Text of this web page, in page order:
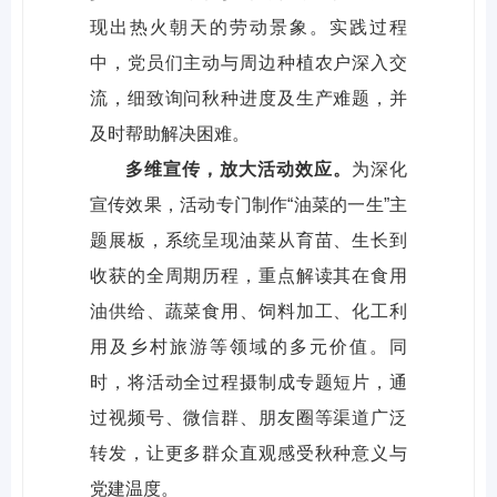
现出热火朝天的劳动景象。实践过程
中，党员们主动与周边种植农户深入交
流，细致询问秋种进度及生产难题，并
及时帮助解决困难。​
多维宣传，放大活动效应。 为深化
宣传效果，活动专门制作“油菜的一生”主
题展板，系统呈现油菜从育苗、生长到
收获的全周期历程，重点解读其在食用
油供给、蔬菜食用、饲料加工、化工利
用及乡村旅游等领域的多元价值。同
时，将活动全过程摄制成专题短片，通
过视频号、微信群、朋友圈等渠道广泛
转发，让更多群众直观感受秋种意义与
党建温度。​